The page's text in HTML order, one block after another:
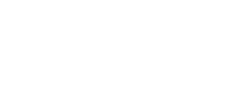
hátsó részében